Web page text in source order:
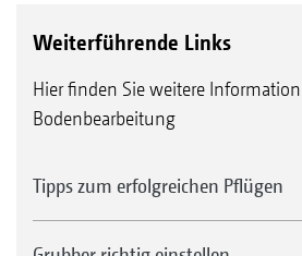
Weiterführende Links
Hier finden Sie weitere
Bodenbearbeitung
Tipps zum erfolgreichen Pflügen